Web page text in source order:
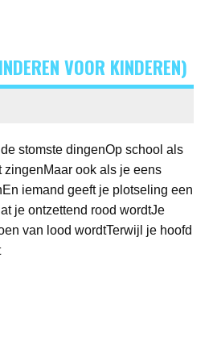
VOOR KINDEREN)
stomste dingenOp school als
zingenMaar ook als je eens
iemand geeft je plotseling een
je ontzettend rood wordtJe
van lood wordtTerwijl je hoofd